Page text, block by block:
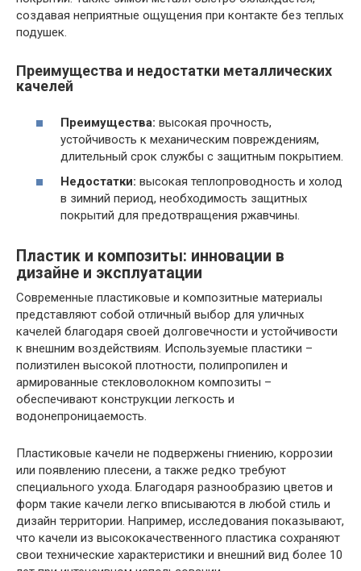
создавая неприятные ощущения при контакте без теплых
подушек.
Преимущества и недостатки металлических
качелей
Преимущества: высокая прочность,
устойчивость к механическим повреждениям,
длительный срок службы с защитным покрытием.
Недостатки: высокая теплопроводность и холод
в зимний период, необходимость защитных
покрытий для предотвращения ржавчины.
Пластик и композиты: инновации в
дизайне и эксплуатации
Современные пластиковые и композитные материалы
представляют собой отличный выбор для уличных
качелей благодаря своей долговечности и устойчивости
к внешним воздействиям. Используемые пластики –
полиэтилен высокой плотности, полипропилен и
армированные стекловолокном композиты –
обеспечивают конструкции легкость и
водонепроницаемость.
Пластиковые качели не подвержены гниению, коррозии
или появлению плесени, а также редко требуют
специального ухода. Благодаря разнообразию цветов и
форм такие качели легко вписываются в любой стиль и
дизайн территории. Например, исследования показывают,
что качели из высококачественного пластика сохраняют
свои технические характеристики и внешний вид более 10